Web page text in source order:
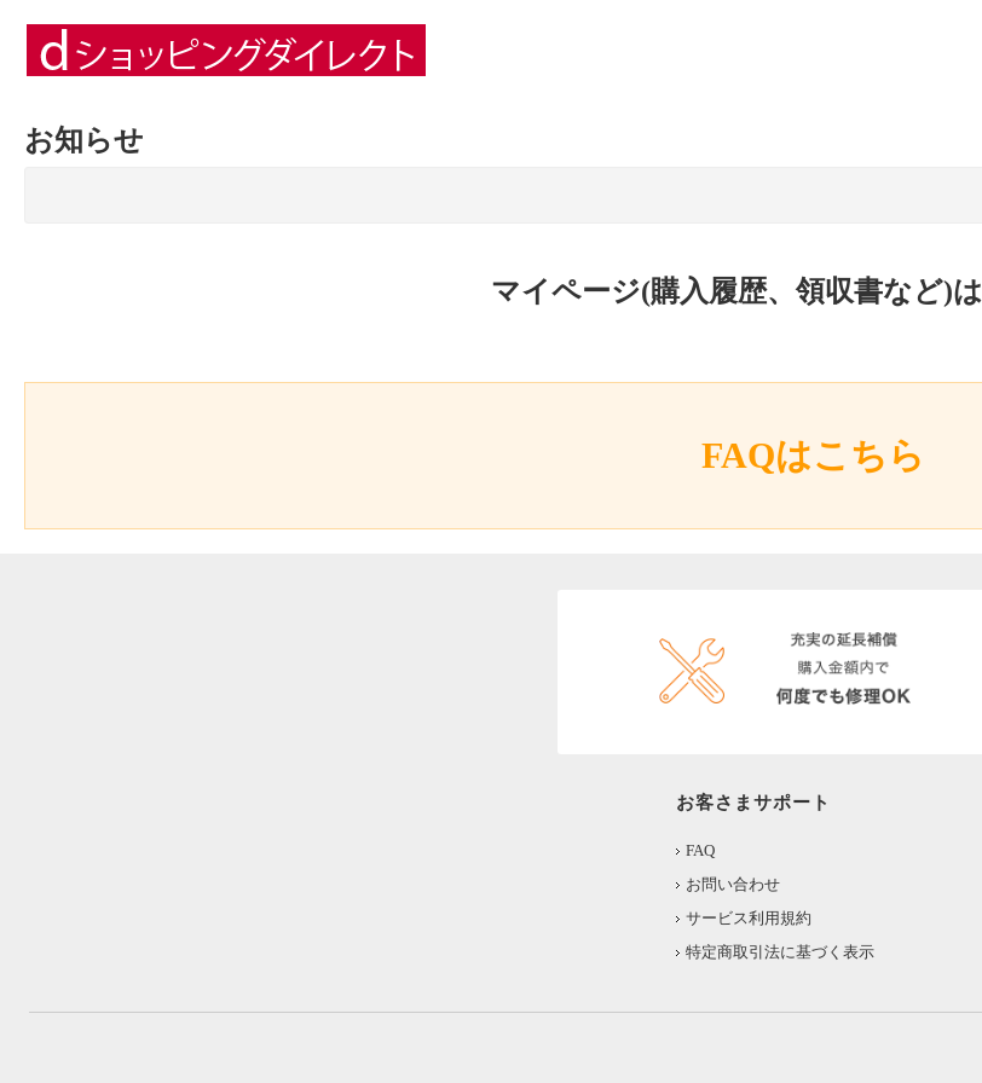
お知らせ
マイページ(購入履歴、領収書など)は
FAQはこちら
お客さまサポート
FAQ
お問い合わせ
サービス利用規約
特定商取引法に基づく表示